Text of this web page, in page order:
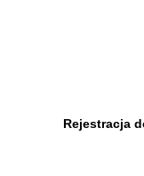
Rejestracja